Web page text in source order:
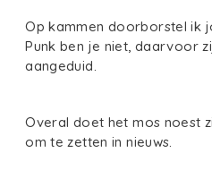
Op kammen doorborstel ik
Punk ben je niet, daarvoor
aangeduid.
Overal doet het mos noest
om te zetten in nieuws.